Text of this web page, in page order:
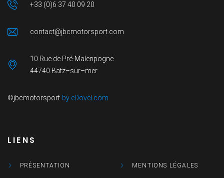
+33 (0)6 37 40 09 20
contact@jbcmotorsport.com
10 Rue de Pré-Malenpogne
44740 Batz–sur–mer
©jbcmotorsport-by eDovel.com
LIENS
PRÉSENTATION MENTIONS LÉGALES